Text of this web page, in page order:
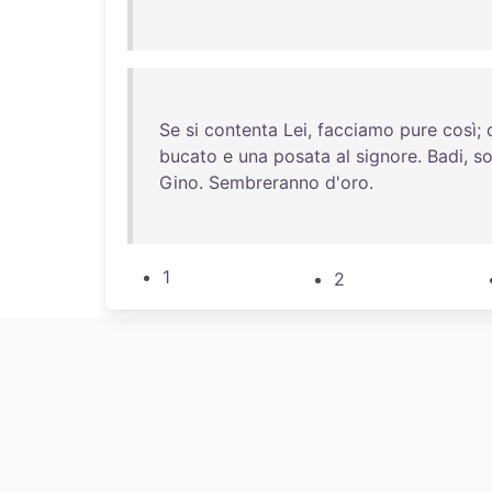
Se si contenta Lei, facciamo pure così;
bucato e una posata al signore. Badi,
Gino. Sembreranno d'oro.
1 2